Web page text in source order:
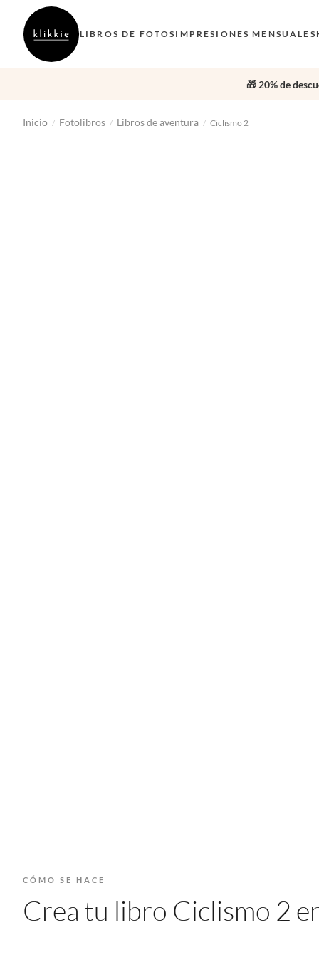
LIBROS DE FOTOS IMPRESIONES MENSUALES
🎁 20% de
Inicio / Fotolibros / Libros de aventura / Ciclismo 2
CÓMO SE HACE
Crea tu libro Ciclismo 2